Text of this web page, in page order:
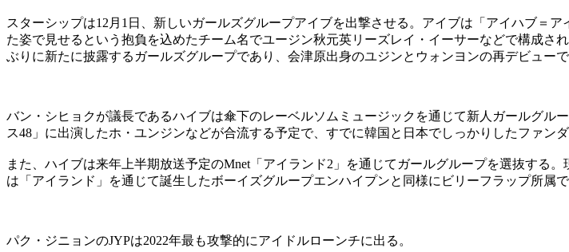
スターシップは12月1日、新しいガールズグループアイブを出撃させる。アイブは「アイハブ＝
た姿で見せるという抱負を込めたチーム名でユージン秋元英リーズレイ・イーサーなどで構成
ぶりに新たに披露するガールズグループであり、会津原出身のユジンとウォンヨンの再デビュー
バン・シヒョクが議長であるハイブは傘下のレーベルソムミュージックを通じて新人ガールグ
ス48」に出演したホ・ユンジンなどが合流する予定で、すでに韓国と日本でしっかりしたファン
また、ハイブは来年上半期放送予定のMnet「アイランド2」を通じてガールグループを選抜する
は「アイランド」を通じて誕生したボーイズグループエンハイプンと同様にビリーフラップ所属
パク・ジニョンのJYPは2022年最も攻撃的にアイドルローンチに出る。